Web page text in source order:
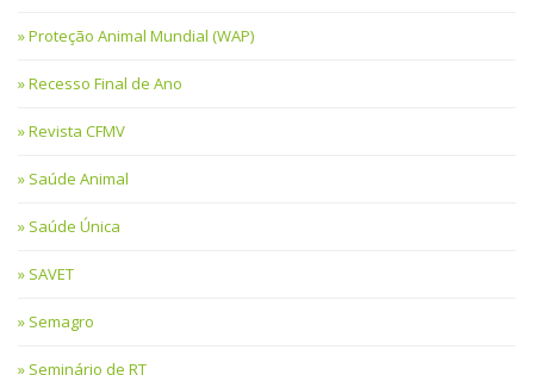
Proteção Animal Mundial (WAP)
Recesso Final de Ano
Revista CFMV
Saúde Animal
Saúde Única
SAVET
Semagro
Seminário de RT